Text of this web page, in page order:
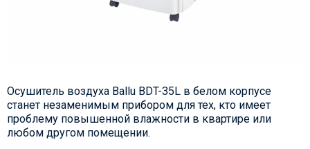
Осушитель воздуха Ballu BDT-35L в белом корпусе
станет незаменимым прибором для тех, кто имеет
проблему повышенной влажности в квартире или
любом другом помещении.